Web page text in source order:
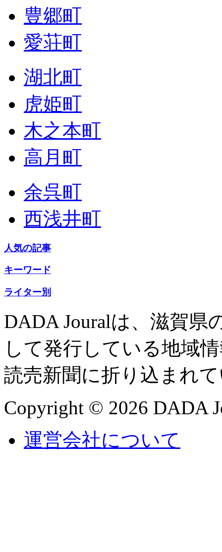
豊郷町
愛荘町
湖北町
虎姫町
木之本町
高月町
余呉町
西浅井町
人気の記事
キーワード
ライター別
DADA Jouralは、滋賀県
して発行している地域
読売新聞に折り込まれ
Copyright © 2026 DADA
運営会社について